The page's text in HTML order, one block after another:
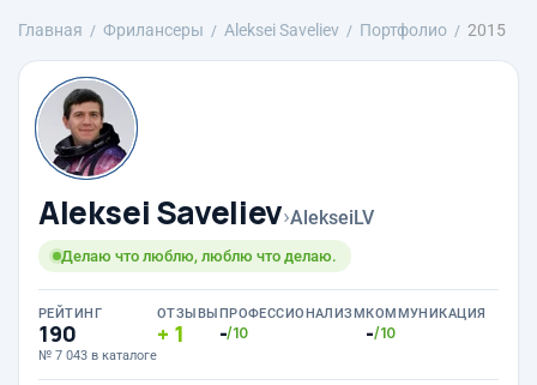
Главная Фрилансеры Aleksei Saveliev Портфолио 2015
Aleksei Saveliev›AlekseiLV
Делаю что люблю, люблю что делаю.
РЕЙТИНГ
190
№ 7 043 в каталоге
ОТЗЫВЫ
1
ПРОФЕССИОНАЛИЗМ
-/10
КОММУНИКАЦИЯ
-/10